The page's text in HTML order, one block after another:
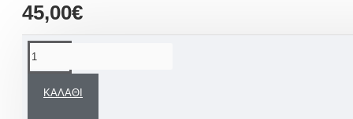
45,00€
ΚΑΛΆΘΙ